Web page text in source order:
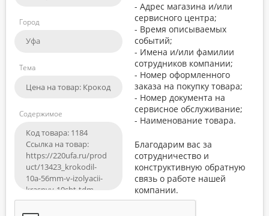
Город
Тема
Содержимое
- Адрес магазина и/или
сервисного центра;
- Время описываемых
событий;
- Имена и/или фамилии
сотрудников компании;
- Номер оформленного
заказа на покупку товара;
- Номер документа на
сервисное обслуживание;
- Наименование товара.
Благодарим вас за
сотрудничество и
конструктивную обратную
связь о работе нашей
компании.